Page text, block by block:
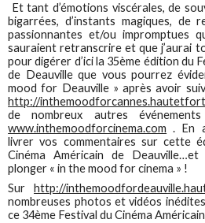
Et tant d’émotions viscérales, de
bigarrées, d’instants magiques, de
passionnantes et/ou impromptues
sauraient retranscrire et que j’aurai
pour digérer d’ici la 35ème édition du
de Deauville que vous pourrez
mood for Deauville » après avoir
http://
de nombreux autres
www.inthemoodforcinema.com . En
livrer vos commentaires sur cette
Cinéma Américain de
plonger « in the mood for cinema » !
Surhttp://
nombreuses photos et vidéos
ce 34ème Festival du Cinéma